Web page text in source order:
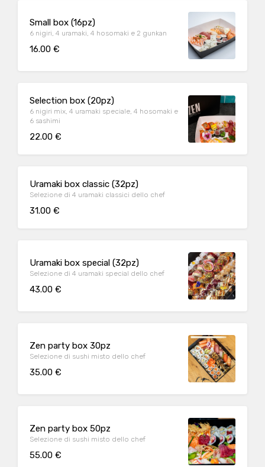
Small box (16pz)
6 nigiri, 4 uramaki, 4 hosomaki e 2 gunkan
16.00 €
Selection box (20pz)
6 nigiri mix, 4 uramaki speciale, 4 hosomaki e
6 sashimi
22.00 €
Uramaki box classic (32pz)
Selezione di 4 uramaki classici dello chef
31.00 €
Uramaki box special (32pz)
Selezione di 4 uramaki special dello chef
43.00 €
Zen party box 30pz
Selezione di sushi misto dello chef
35.00 €
Zen party box 50pz
Selezione di sushi misto dello chef
55.00 €